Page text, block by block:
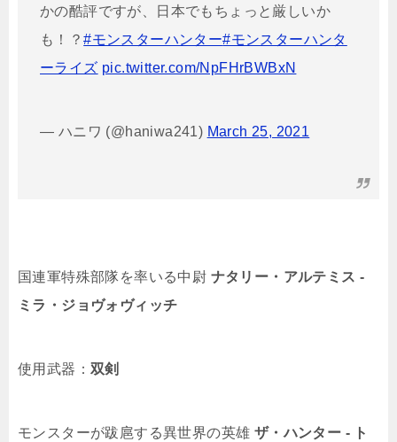
かの酷評ですが、日本でもちょっと厳しいか
も！？#モンスターハンター#モンスターハンタ
ーライズ pic.twitter.com/NpFHrBWBxN
— ハニワ (@haniwa241) March 25, 2021
国連軍特殊部隊を率いる中尉 ナタリー・アルテミス ‐
ミラ・ジョヴォヴィッチ
使用武器： 双剣
モンスターが跋扈する異世界の英雄 ザ・ハンター ‐ ト